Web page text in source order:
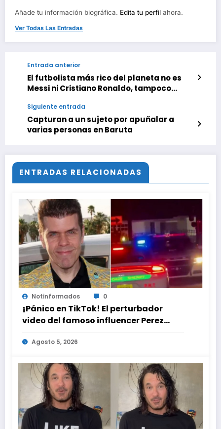
Añade tu información biográfica. Edita tu perfil ahora.
Ver Todas Las Entradas
Entrada anterior
El futbolista más rico del planeta no es
Messi ni Cristiano Ronaldo, tampoco
Siguiente entrada
Capturan a un sujeto por apuñalar a
varias personas en Baruta
ENTRADAS RELACIONADAS
Notinformados 0
¡Pánico en TikTok! El perturbador
video del famoso influencer Perez
Hilton que obligó a sus fans a pedir
ayuda médica
Agosto 5, 2026